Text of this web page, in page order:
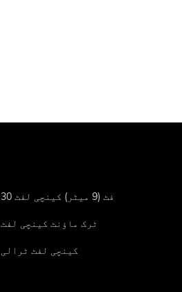
30 فٹ (9 میٹر) کینچی لفٹ
ٹرک ماؤنٹ کینچی لفٹ
کینچی لفٹ ٹرالی